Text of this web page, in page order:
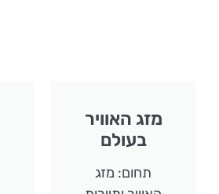
מזג האוויר
בעולם
תחום: מזג